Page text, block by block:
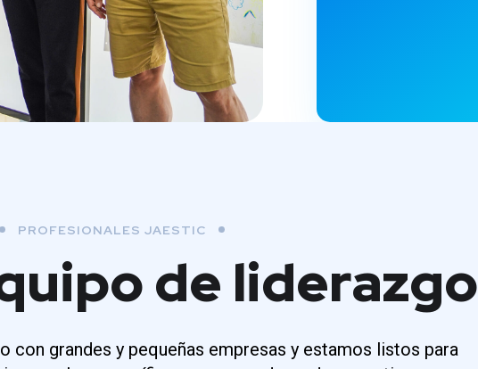
PROFESIONALES JAESTIC
de liderazgo
con grandes y pequeñas empresas y estamos listos para